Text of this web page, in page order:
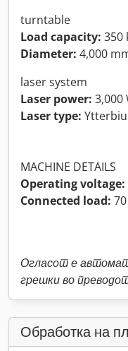
turntable
Load capacity: 350
Diameter: 4,000
laser system
Laser power: 3,000
Laser type:
MACHINE DETAILS
Operating voltage:
Connected load:
Огласот е
грешки во
Обработка на